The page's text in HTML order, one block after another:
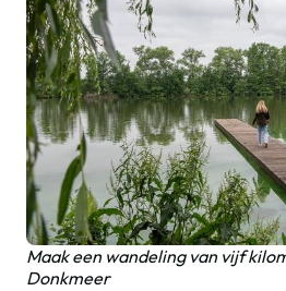
Maak een wandeling van vijf
Donkmeer